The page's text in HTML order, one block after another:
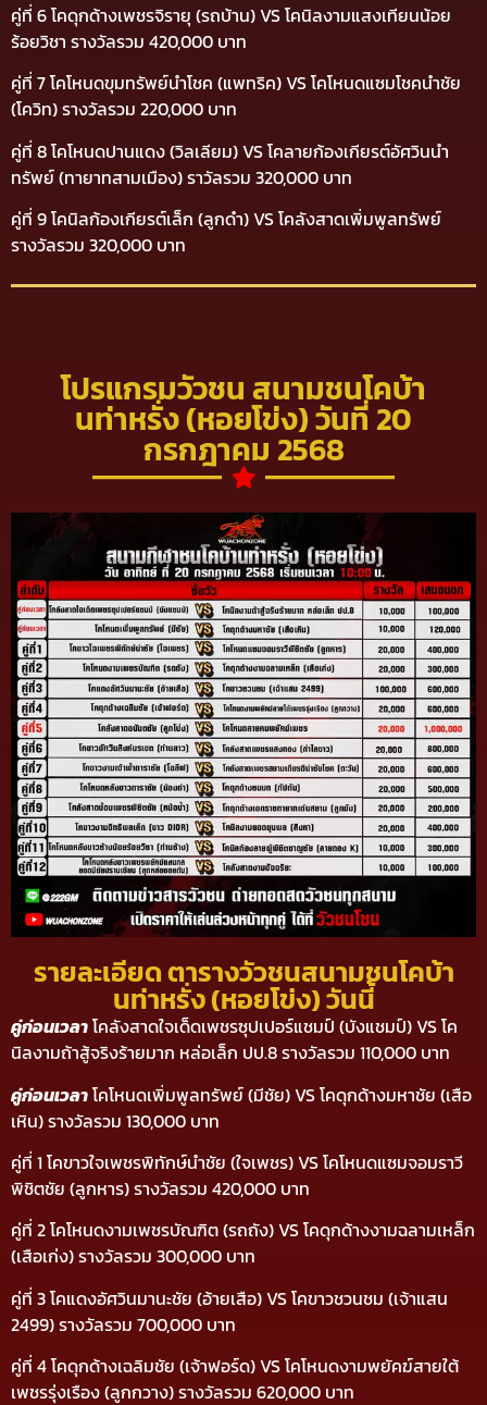
คู่ที่ 6 โคดุกด้างเพชรจิรายุ (รถบ้าน) VS โคนิลงามแสงเทียนน้อย
ร้อยวิชา รางวัลรวม 420,000 บาท
คู่ที่ 7 โคโหนดขุมทรัพย์นำโชค (แพทริค) VS โคโหนดแซมโชคนำชัย
(โควิท) รางวัลรวม 220,000 บาท
คู่ที่ 8 โคโหนดปานแดง (วิลเลียม) VS โคลายก้องเกียรต์อัศวินนำ
ทรัพย์ (ทายาทสามเมือง) ราวัลรวม 320,000 บาท
คู่ที่ 9 โคนิลก้องเกียรต์เล็ก (ลูกดำ) VS โคลังสาดเพิ่มพูลทรัพย์
รางวัลรวม 320,000 บาท
โปรแกรมวัวชน สนามชนโคบ้า
นท่าหรั่ง (หอยโข่ง) วันที่ 20
กรกฎาคม 2568
รายละเอียด ตารางวัวชนสนามชนโคบ้า
นท่าหรั่ง (หอยโข่ง) วันนี้
คู่ก่อนเวลาโคลังสาดใจเด็ดเพชรซุปเปอร์แชมป์ (บังแชมป์) VS โค
นิลงามถ้าสู้จริงร้ายมาก หล่อเล็ก ปป.8 รางวัลรวม 110,000 บาท
คู่ก่อนเวลาโคโหนดเพิ่มพูลทรัพย์ (มีชัย) VS โคดุกด้างมหาชัย (เสือ
เหิน) รางวัลรวม 130,000 บาท
คู่ที่ 1 โคขาวใจเพชรพิทักษ์นำชัย (ใจเพชร) VS โคโหนดแซมจอมราวี
พิชิตชัย (ลูกหาร) รางวัลรวม 420,000 บาท
คู่ที่ 2 โคโหนดงามเพชรบัณฑิต (รถถัง) VS โคดุกด้างงามฉลามเหล็ก
(เสือเก่ง) รางวัลรวม 300,000 บาท
คู่ที่ 3 โคแดงอัศวินมานะชัย (อ้ายเสือ) VS โคขาวชวนชม (เจ้าแสน
2499) รางวัลรวม 700,000 บาท
คู่ที่ 4 โคดุกด้างเฉลิมชัย (เจ้าฟอร์ด) VS โคโหนดงามพยัคฆ์สายใต้
เพชรรุ่งเรือง (ลูกกวาง) รางวัลรวม 620,000 บาท